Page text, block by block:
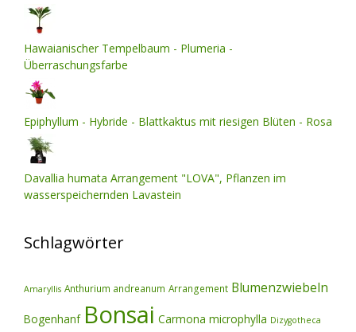
Hawaianischer Tempelbaum - Plumeria -
Überraschungsfarbe
Epiphyllum - Hybride - Blattkaktus mit riesigen Blüten - Rosa
Davallia humata Arrangement "LOVA", Pflanzen im
wasserspeichernden Lavastein
Schlagwörter
Amaryllis Anthurium andreanum Arrangement Blumenzwiebeln
Bogenhanf Bonsai Carmona microphylla Dizygotheca